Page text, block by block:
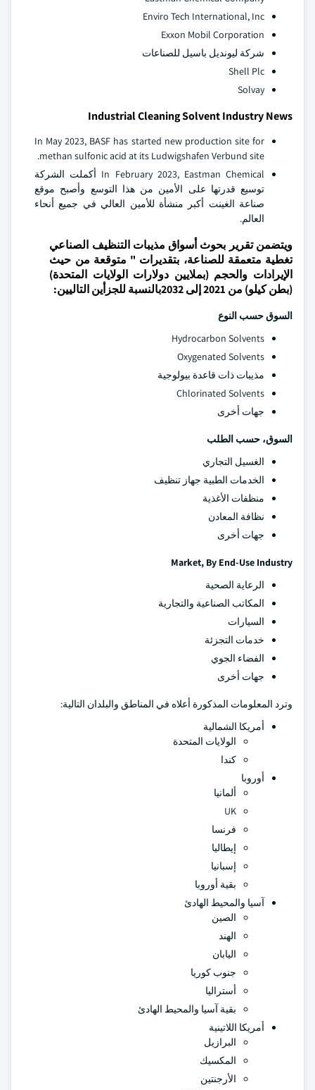
Enviro Tech International, Inc
Exxon Mobil Corporation
شركة ليونديل باسيل للصناعات
Shell Plc
Solvay
Industrial Cleaning Solvent Industry News
In May 2023, BASF has started new production site for
methan sulfonic acid at its Ludwigshafen Verbund site.
In February 2023, Eastman Chemical أكملت الشركة
توسيع قدرتها على الأمين من هذا التوسع وأصبح موقع
صناعة الغينت أكبر منشأة للأمين العالي في جميع أنحاء
العالم.
ويتضمن تقرير بحوث أسواق مذيبات التنظيف الصناعي
تغطية متعمقة للصناعة، بتقديرات " متوقعة من حيث
الإيرادات والحجم (بملايين دولارات الولايات المتحدة)
(بطن كيلو) من 2021 إلى 2032بالنسبة للجزأين التاليين:
السوق حسب النوع
Hydrocarbon Solvents
Oxygenated Solvents
مذيبات ذات قاعدة بيولوجية
Chlorinated Solvents
جهات أخرى
السوق، حسب الطلب
الغسيل التجاري
الخدمات الطبية جهاز تنظيف
منظفات الأغذية
نظافة المعادن
جهات أخرى
Market, By End-Use Industry
الرعاية الصحية
المكاتب الصناعية والتجارية
السيارات
خدمات التجزئة
الفضاء الجوي
جهات أخرى
وترد المعلومات المذكورة أعلاه في المناطق والبلدان التالية:
أمريكا الشمالية
الولايات المتحدة
كندا
أوروبا
ألمانيا
UK
فرنسا
إيطاليا
إسبانيا
بقية أوروبا
آسيا والمحيط الهادئ
الصين
الهند
اليابان
جنوب كوريا
أستراليا
بقية آسيا والمحيط الهادئ
أمريكا اللاتينية
البرازيل
المكسيك
الأرجنتين